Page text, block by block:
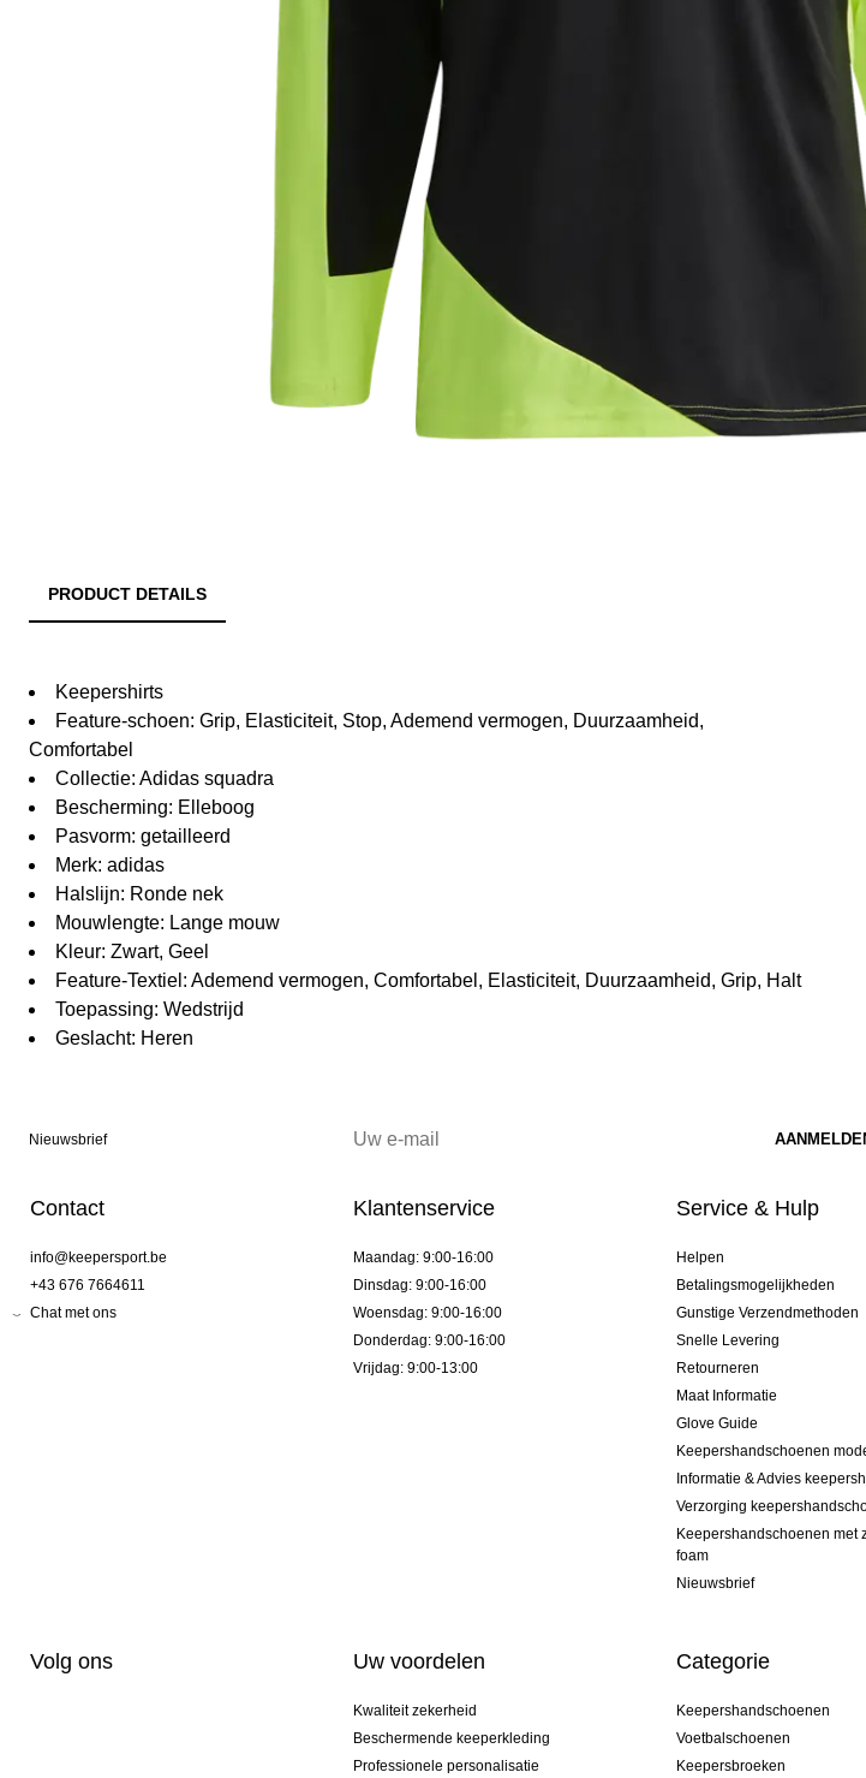
PRODUCT DETAILS
Keepershirts
Feature-schoen: Grip, Elasticiteit, Stop, Ademend vermogen, Duurzaamheid,
Comfortabel
Collectie: Adidas squadra
Bescherming: Elleboog
Pasvorm: getailleerd
Merk: adidas
Halslijn: Ronde nek
Mouwlengte: Lange mouw
Kleur: Zwart, Geel
Feature-Textiel: Ademend vermogen, Comfortabel, Elasticiteit, Duurzaamheid, Grip, Halt
Toepassing: Wedstrijd
Geslacht: Heren
Nieuwsbrief
Contact
info@keepersport.be
+43 676 7664611
Chat met ons
Klantenservice
Maandag: 9:00-16:00
Dinsdag: 9:00-16:00
Woensdag: 9:00-16:00
Donderdag: 9:00-16:00
Vrijdag: 9:00-13:00
Service & Hulp
Helpen
Betalingsmogelijkheden
Gunstige Verzendmethoden
Snelle Levering
Retourneren
Maat Informatie
Glove Guide
Keepershandschoenen
Informatie & Advies
Verzorging
Keepershandschoenen met
foam
Nieuwsbrief
Volg ons Uw voordelen
Kwaliteit zekerheid
Beschermende keeperkleding
Professionele personalisatie
Categorie
Keepershandschoenen
Voetbalschoenen
Keepersbroeken